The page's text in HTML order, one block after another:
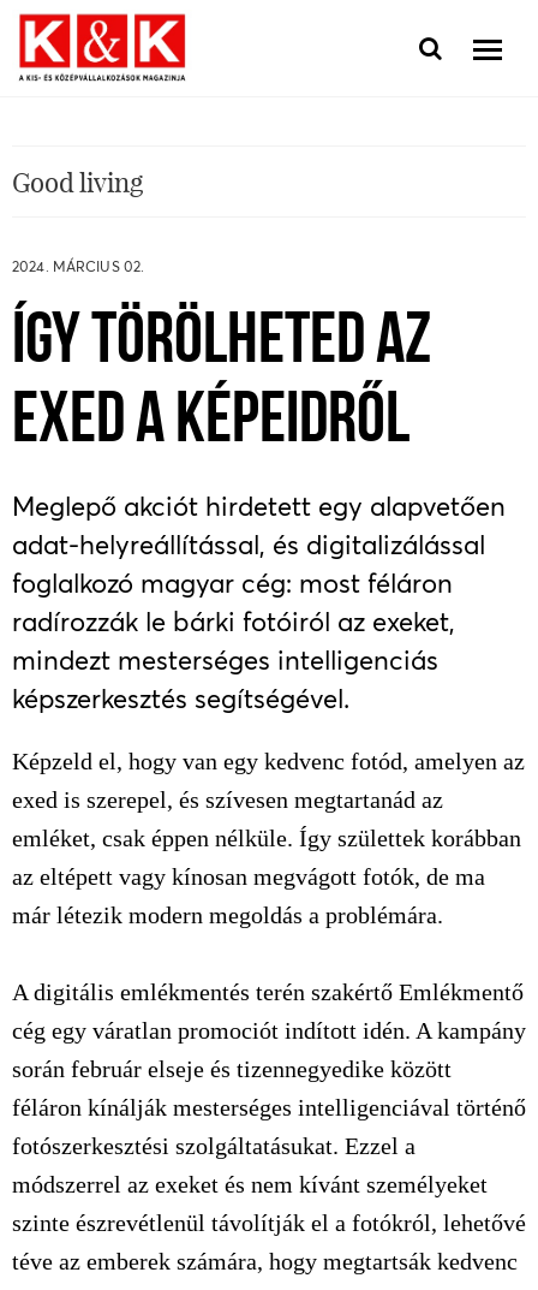
Good living
2024. MÁRCIUS 02.
ÍGY TÖRÖLHETED AZ
EXED A KÉPEIDRŐL
Meglepő akciót hirdetett egy alapvetően
adat-helyreállítással, és digitalizálással
foglalkozó magyar cég: most féláron
radírozzák le bárki fotóiról az exeket,
mindezt mesterséges intelligenciás
képszerkesztés segítségével.
Képzeld el, hogy van egy kedvenc fotód, amelyen az
exed is szerepel, és szívesen megtartanád az
emléket, csak éppen nélküle. Így születtek korábban
az eltépett vagy kínosan megvágott fotók, de ma
már létezik modern megoldás a problémára.
A digitális emlékmentés terén szakértő Emlékmentő
cég egy váratlan promociót indított idén. A kampány
során február elseje és tizennegyedike között
féláron kínálják mesterséges intelligenciával történő
fotószerkesztési szolgáltatásukat. Ezzel a
módszerrel az exeket és nem kívánt személyeket
szinte észrevétlenül távolítják el a fotókról, lehetővé
téve az emberek számára, hogy megtartsák kedvenc